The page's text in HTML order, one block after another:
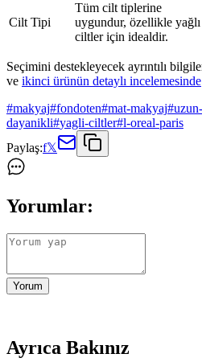
Cilt Tipi
Tüm cilt tiplerine
uygundur, özellikle yağlı
ciltler için idealdir.
Seçimini destekleyecek ayrıntılı
ve ikinci ürünün detaylı incelemesinde
#makyaj#fondoten#mat-makyaj#
dayanikli#yagli-ciltler#l-oreal-paris
Paylaş:f𝕏
Yorumlar:
Yorum
Ayrıca Bakınız